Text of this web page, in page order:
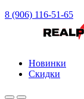
8 (906) 116-51-65
Новинки
Скидки